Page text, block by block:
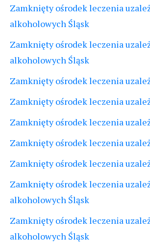
Zamknięty ośrodek leczenia
alkoholowych Śląsk
Zamknięty ośrodek leczenia
alkoholowych Śląsk
Zamknięty ośrodek leczenia
Zamknięty ośrodek leczenia
Zamknięty ośrodek leczenia
Zamknięty ośrodek leczenia
Zamknięty ośrodek leczenia
Zamknięty ośrodek leczenia
alkoholowych Śląsk
Zamknięty ośrodek leczenia
alkoholowych Śląsk